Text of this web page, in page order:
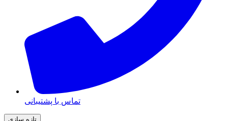
تماس با پشتیبانی